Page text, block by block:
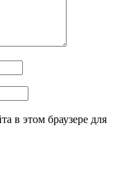
в этом браузере для